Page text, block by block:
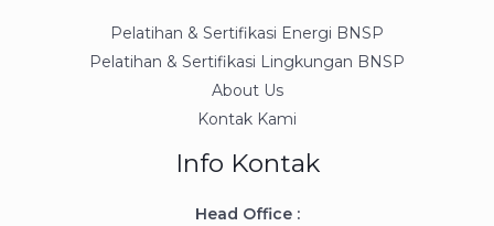
Pelatihan & Sertifikasi Energi BNSP
Pelatihan & Sertifikasi Lingkungan BNSP
About Us
Kontak Kami
Info Kontak
Head Office :